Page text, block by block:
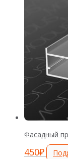
Фасадный
450₽